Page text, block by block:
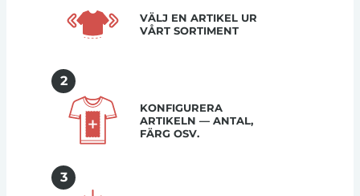
VÄLJ EN ARTIKEL UR
VÅRT SORTIMENT
2
KONFIGURERA
ARTIKELN — ANTAL,
FÄRG OSV.
3